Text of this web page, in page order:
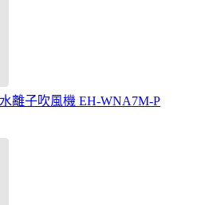
離子吹風機 EH-WNA7M-P